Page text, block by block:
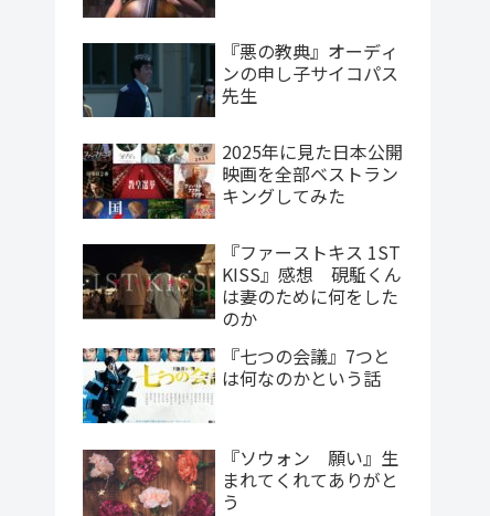
『悪の教典』オーディ
ンの申し子サイコパス
先生
2025年に見た日本公開
映画を全部ベストラン
キングしてみた
『ファーストキス 1ST
KISS』感想 硯駈くん
は妻のために何をした
のか
『七つの会議』7つと
は何なのかという話
『ソウォン 願い』生
まれてくれてありがと
う